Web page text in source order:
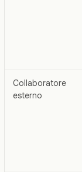
Collaboratore
esterno